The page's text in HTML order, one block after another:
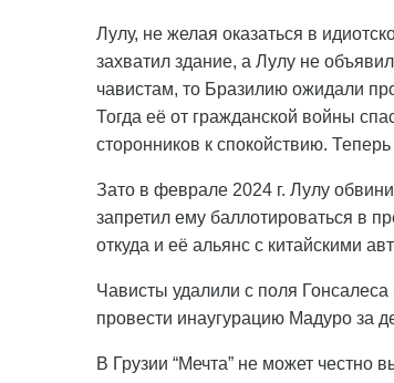
Лулу, не желая оказаться в
захватил здание, а Лулу не
чавистам, то Бразилию ожидали
Тогда её от гражданской войны
сторонников к спокойствию.
Зато в феврале 2024 г. Лулу
запретил ему баллотироваться в
откуда и её альянс с китайскими
Чависты удалили с поля
провести инаугурацию Мадуро за
В Грузии “Мечта” не может честно